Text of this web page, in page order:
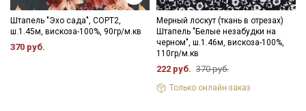
Штапель "Эхо сада", СОРТ2,
ш.1.45м, вискоза-100%, 90гр/м.кв
370 руб.
Мерный лоскут (ткань в отрезах)
Штапель "Белые незабудки на
черном", ш.1.46м, вискоза-100%,
110гр/м.кв
222 руб. 370 руб.
Только онлайн-заказ
категории тканей
Электронная почта